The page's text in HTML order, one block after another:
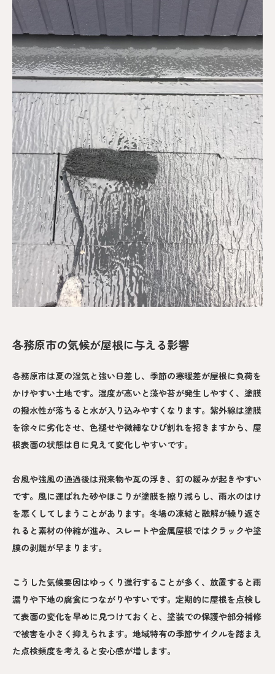
各務原市の気候が屋根に与える影響
各務原市は夏の湿気と強い日差し、季節の寒暖差が屋根に負荷を
かけやすい土地です。湿度が高いと藻や苔が発生しやすく、塗膜
の撥水性が落ちると水が入り込みやすくなります。紫外線は塗膜
を徐々に劣化させ、色褪せや微細なひび割れを招きますから、屋
根表面の状態は目に見えて変化しやすいです。
台風や強風の通過後は飛来物や瓦の浮き、釘の緩みが起きやすい
です。風に運ばれた砂やほこりが塗膜を擦り減らし、雨水のはけ
を悪くしてしまうことがあります。冬場の凍結と融解が繰り返さ
れると素材の伸縮が進み、スレートや金属屋根ではクラックや塗
膜の剥離が早まります。
こうした気候要因はゆっくり進行することが多く、放置すると雨
漏りや下地の腐食につながりやすいです。定期的に屋根を点検し
て表面の変化を早めに見つけておくと、塗装での保護や部分補修
で被害を小さく抑えられます。地域特有の季節サイクルを踏まえ
た点検頻度を考えると安心感が増します。